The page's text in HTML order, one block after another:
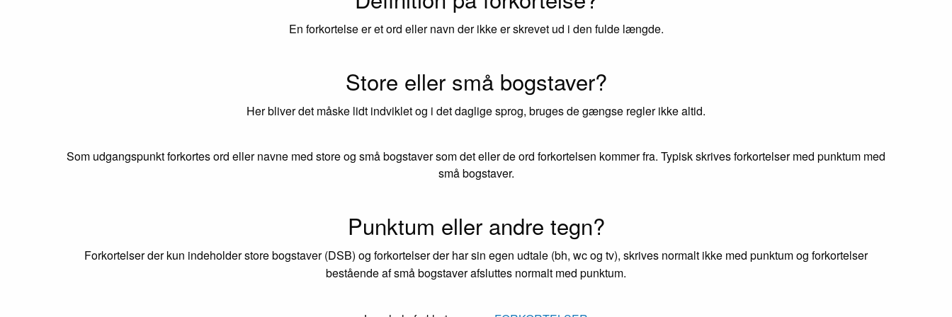
En forkortelse er et ord eller navn der ikke er skrevet ud i den fulde længde.
Store eller små bogstaver?
Her bliver det måske lidt indviklet og i det daglige sprog, bruges de gængse regler ikke altid.
Som udgangspunkt forkortes ord eller navne med store og små bogstaver som det eller de ord forkortelsen kommer fra. Typisk skrives forkortelser med punktum med
små bogstaver.
Punktum eller andre tegn?
Forkortelser der kun indeholder store bogstaver (DSB) og forkortelser der har sin egen udtale (bh, wc og tv), skrives normalt ikke med punktum og forkortelser
bestående af små bogstaver afsluttes normalt med punktum.